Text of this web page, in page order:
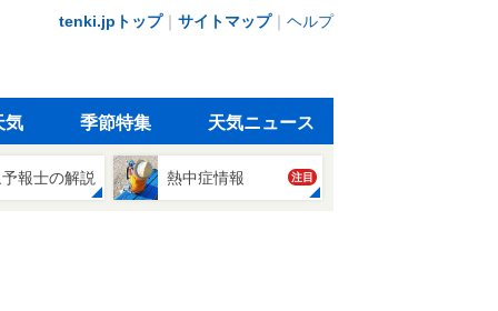
tenki.jpトップ｜ サイトマップ｜ ヘルプ
気 季節特集 天気ニュース
報士の解説 熱中症情報 注目